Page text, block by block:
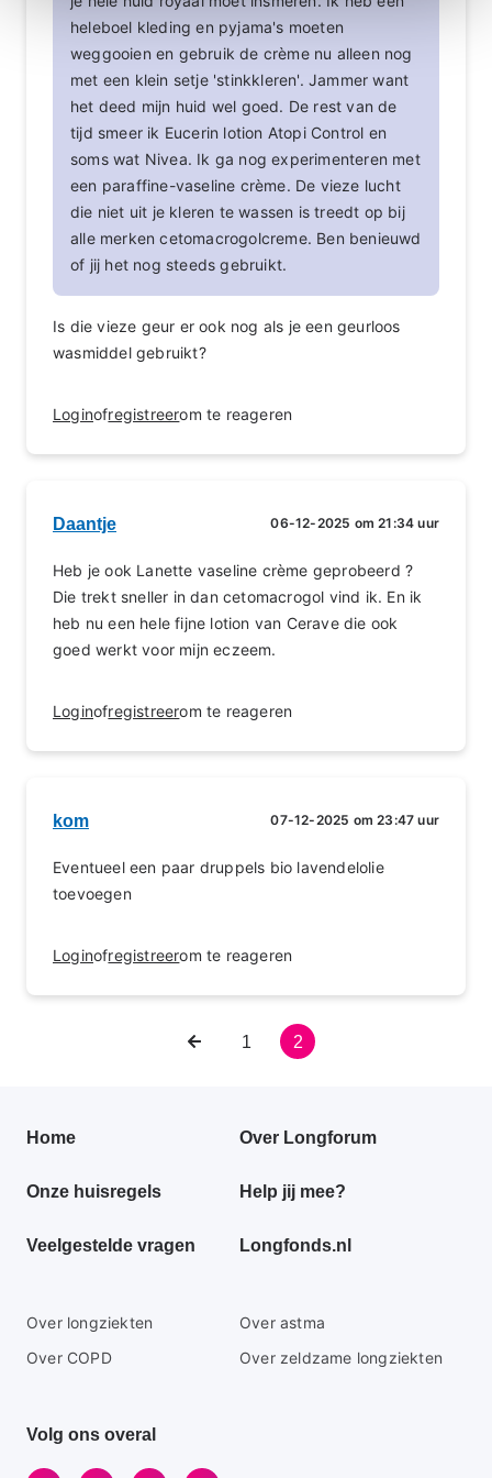
heleboel kleding en pyjama's moeten
weggooien en gebruik de crème nu alleen nog
met een klein setje 'stinkkleren'. Jammer want
het deed mijn huid wel goed. De rest van de
tijd smeer ik Eucerin lotion Atopi Control en
soms wat Nivea. Ik ga nog experimenteren met
een paraffine-vaseline crème. De vieze lucht
die niet uit je kleren te wassen is treedt op bij
alle merken cetomacrogolcreme. Ben benieuwd
of jij het nog steeds gebruikt.
Is die vieze geur er ook nog als je een geurloos
wasmiddel gebruikt?
Loginofregistreerom te reageren
Daantje 06-12-2025 om 21:34 uur
Heb je ook Lanette vaseline crème geprobeerd ?
Die trekt sneller in dan cetomacrogol vind ik. En ik
heb nu een hele fijne lotion van Cerave die ook
goed werkt voor mijn eczeem.
Loginofregistreerom te reageren
kom 07-12-2025 om 23:47 uur
Eventueel een paar druppels bio lavendelolie
toevoegen
Loginofregistreerom te reageren
VorigePagina
1
Huidige
2
Primair
menu
Home Over Longforum
Onze huisregels Help jij mee?
Veelgestelde vragen Longfonds.nl
Secundaire
footer
Over longziekten
Over astma
Over COPD
Over zeldzame longziekten
Volg ons overal